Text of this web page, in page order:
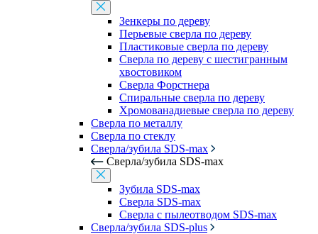
Зенкеры по дереву
Перьевые сверла по дереву
Пластиковые сверла по дереву
Сверла по дереву с шестигранным
хвостовиком
Сверла Форстнера
Спиральные сверла по дереву
Хромованадиевые сверла по дереву
Сверла по металлу
Сверла по стеклу
Сверла/зубила SDS-max
Сверла/зубила SDS-max
Зубила SDS-max
Сверла SDS-max
Сверла с пылеотводом SDS-max
Сверла/зубила SDS-plus